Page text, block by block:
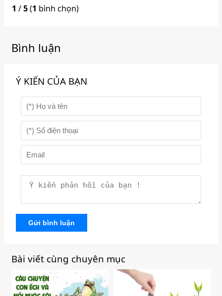
1 /5(1 bình chọn)
Bình luận
Ý KIẾN CỦA BẠN
Gửi bình luận
Bài viết cùng chuyên mục